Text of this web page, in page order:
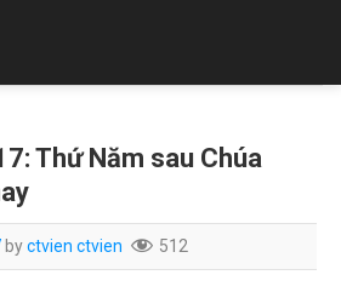
Thứ Năm sau Chúa
byctvien ctvien 512